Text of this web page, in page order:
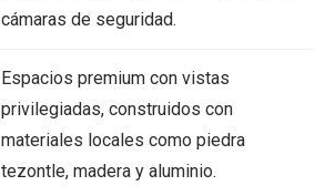
cámaras de seguridad.
Espacios premium con vistas
privilegiadas, construidos con
materiales locales como piedra
tezontle, madera y aluminio.